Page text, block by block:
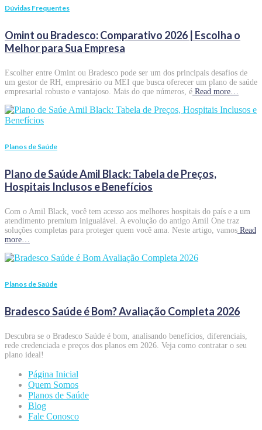
Dúvidas Frequentes
Omint ou Bradesco: Comparativo 2026 | Escolha o
Melhor para Sua Empresa
Escolher entre Omint ou Bradesco pode ser um dos principais desafios de
um gestor de RH, empresário ou MEI que busca oferecer um plano de saúde
empresarial robusto e vantajoso. Mais do que números, é Read more…
Planos de Saúde
Plano de Saúde Amil Black: Tabela de Preços,
Hospitais Inclusos e Benefícios
Com o Amil Black, você tem acesso aos melhores hospitais do país e a um
atendimento premium inigualável. A evolução do antigo Amil One traz
soluções completas para proteger quem você ama. Neste artigo, vamos Read
more…
Planos de Saúde
Bradesco Saúde é Bom? Avaliação Completa 2026
Descubra se o Bradesco Saúde é bom, analisando benefícios, diferenciais,
rede credenciada e preços dos planos em 2026. Veja como contratar o seu
plano ideal!
Página Inicial
Quem Somos
Planos de Saúde
Blog
Fale Conosco